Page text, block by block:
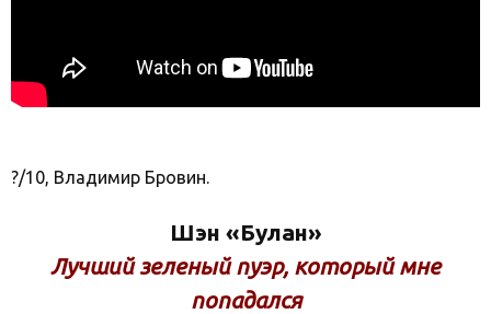
?/10, Владимир Бровин.
Шэн «Булан»
Лучший зеленый пуэр, который мне
попадался